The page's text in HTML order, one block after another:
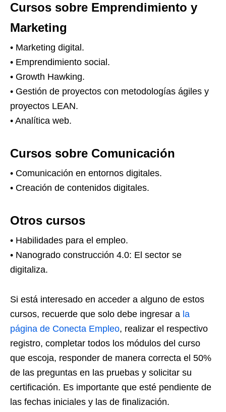
Cursos sobre Emprendimiento y
Marketing
• Marketing digital.
• Emprendimiento social.
• Growth Hawking.
• Gestión de proyectos con metodologías ágiles y
proyectos LEAN.
• Analítica web.
Cursos sobre Comunicación
• Comunicación en entornos digitales.
• Creación de contenidos digitales.
Otros cursos
• Habilidades para el empleo.
• Nanogrado construcción 4.0: El sector se
digitaliza.
Si está interesado en acceder a alguno de estos
cursos, recuerde que solo debe ingresar a la
página de Conecta Empleo, realizar el respectivo
registro, completar todos los módulos del curso
que escoja, responder de manera correcta el 50%
de las preguntas en las pruebas y solicitar su
certificación. Es importante que esté pendiente de
las fechas iniciales y las de finalización.